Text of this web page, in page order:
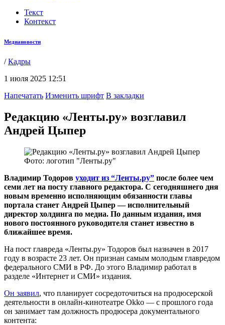
Текст
Контекст
Медиановости
/Кадры
1 июля 2025 12:51
Напечатать Изменить шрифт В закладки
Редакцию «Ленты.ру» возглавил
Андрей Цыпер
Фото: логотип "Ленты.ру"
Владимир Тодоров уходит из “Ленты.ру” после более чем
семи лет на посту главного редактора. С сегодняшнего дня
новым временно исполняющим обязанности главы
портала станет Андрей Цыпер — исполнительный
директор холдинга по медиа. По данным издания, имя
нового постоянного руководителя станет известно в
ближайшее время.
На пост главреда «Ленты.ру» Тодоров был назначен в 2017
году в возрасте 23 лет. Он признан самым молодым главредом
федерального СМИ в РФ. До этого Владимир работал в
разделе «Интернет и СМИ» издания.
Он заявил, что планирует сосредоточиться на продюсерской
деятельности в онлайн-кинотеатре Okko — с прошлого года
он занимает там должность продюсера документального
контента: